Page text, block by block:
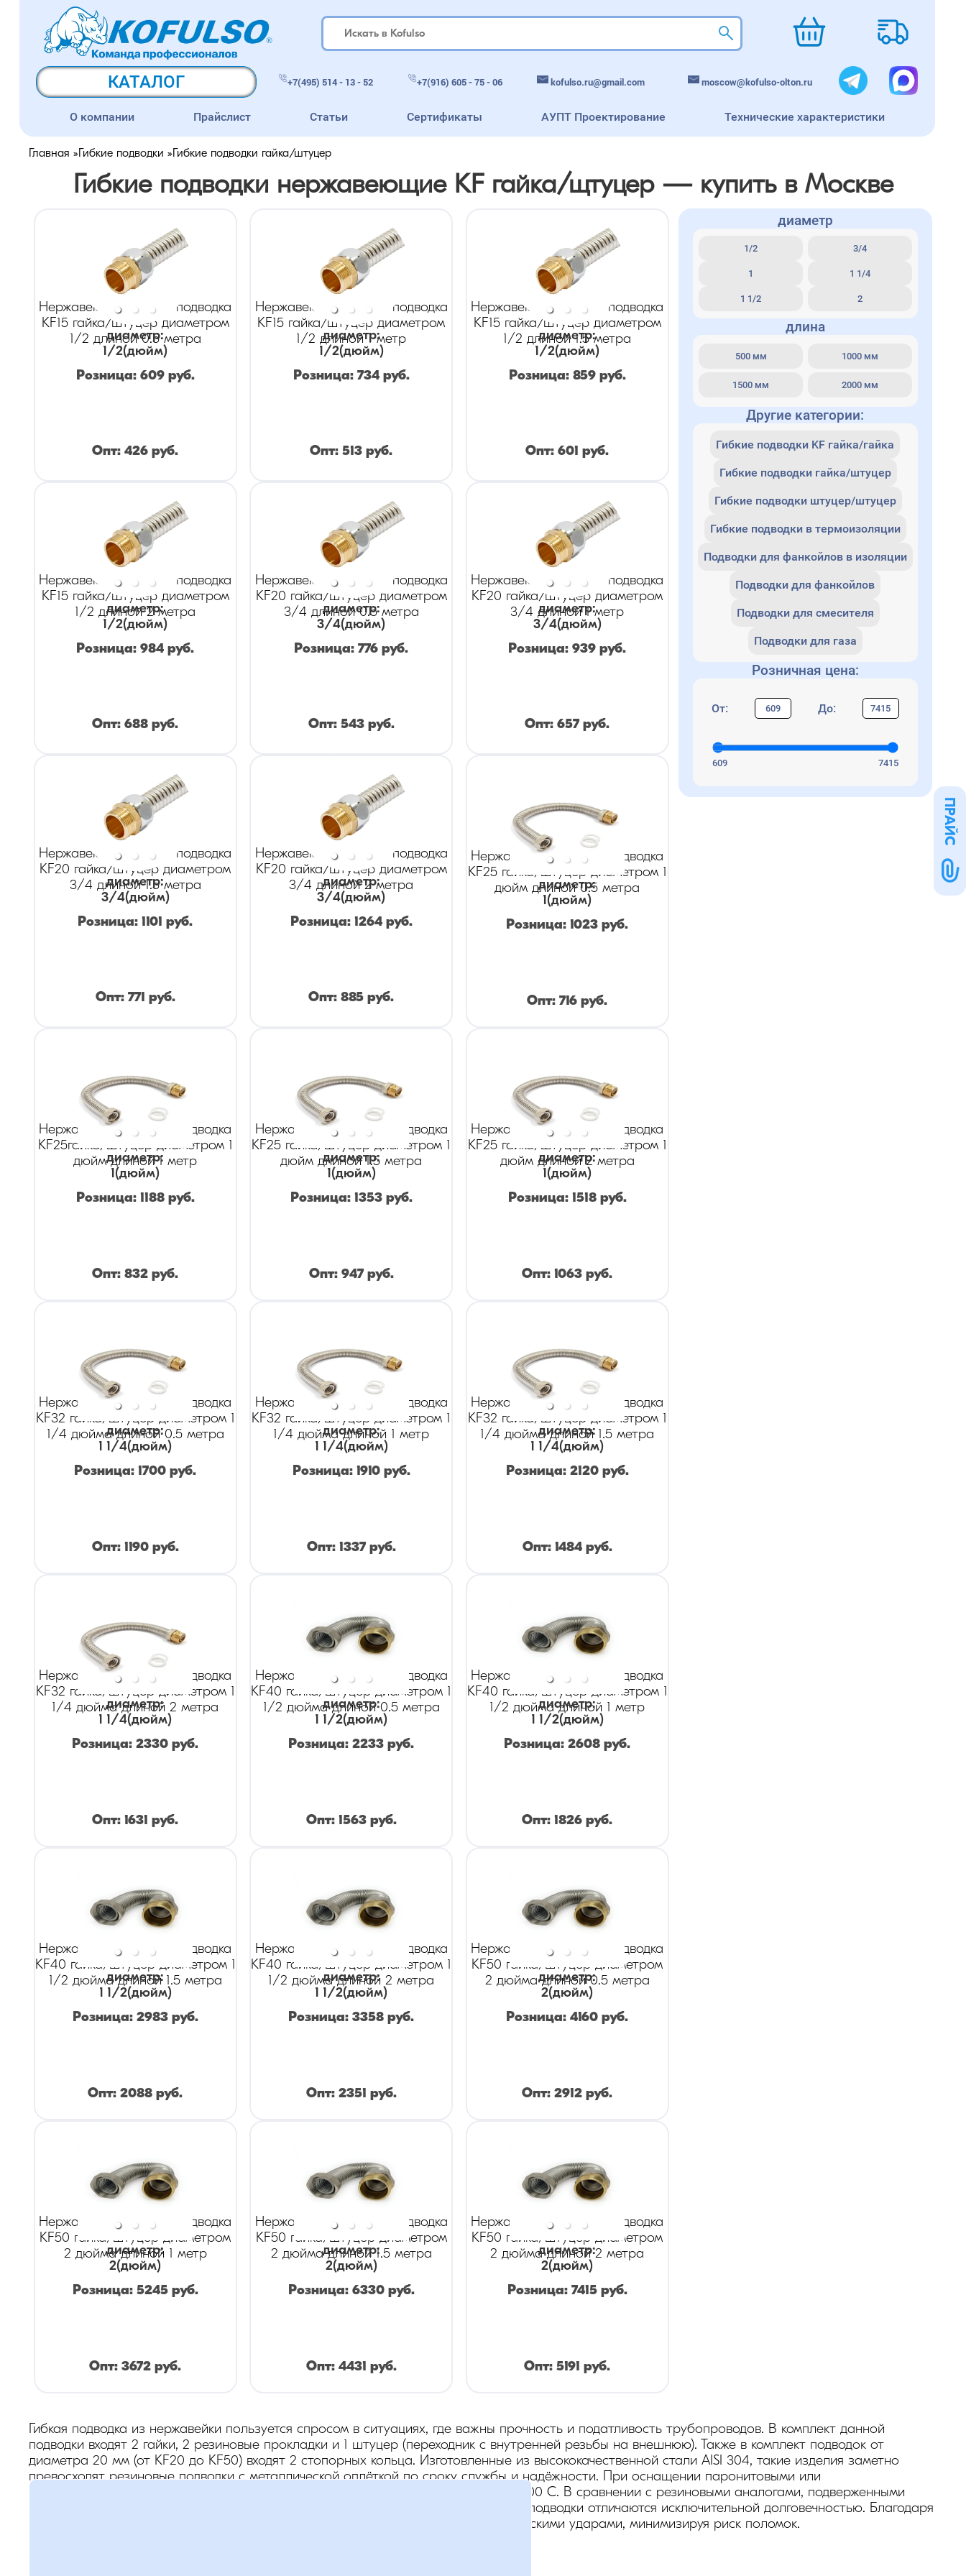
КАТАЛОГ +7(495) 514 - 13 - 52 +7(916) 605 - 75 - 06 kofulso.ru@gmail.com moscow@kofulso-olton.ru
О компании Прайслист Статьи Сертификаты АУПТ Проектирование Технические характеристики
Главная » Гибкие подводки » Гибкие подводки гайка/штуцер
Гибкие подводки нержавеющие KF гайка/щтуцер — купить в Москве
Нержавеющая гибкая подводка
KF15 гайка/штуцер диаметром
1/2 длиной 0.5 метра
диаметр:
1/2(дюйм)
Розница: 609руб.
Опт:426 руб.
Нержавеющая гибкая подводка
KF15 гайка/штуцер диаметром
1/2 длиной 1 метр
диаметр:
1/2(дюйм)
Розница: 734руб.
Опт:513 руб.
Нержавеющая гибкая подводка
KF15 гайка/штуцер диаметром
1/2 длиной 1.5 метра
диаметр:
1/2(дюйм)
Розница: 859руб.
Опт:601 руб.
Нержавеющая гибкая подводка
KF15 гайка/штуцер диаметром
1/2 длиной 2 метра
диаметр:
1/2(дюйм)
Розница:984 руб.
Опт:688 руб.
Нержавеющая гибкая подводка
KF20 гайка/штуцер диаметром
3/4 длиной 0.5 метра
диаметр:
3/4(дюйм)
Розница:776 руб.
Опт: 543руб.
Нержавеющая гибкая подводка
KF20 гайка/штуцер диаметром
3/4 длиной 1 метр
диаметр:
3/4(дюйм)
Розница:939 руб.
Опт:657 руб.
Нержавеющая гибкая подводка
KF20 гайка/штуцер диаметром
3/4 длиной 1.5 метра
диаметр:
3/4(дюйм)
Розница:1101 руб.
Опт: 771 руб.
Нержавеющая гибкая подводка
KF20 гайка/штуцер диаметром
3/4 длиной 2 метра
диаметр:
3/4(дюйм)
Розница: 1264руб.
Опт:885 руб.
Нержавеющая гибкая подводка
KF25 гайка/штуцер диаметром 1
дюйм длиной 0.5 метра
диаметр:
1(дюйм)
Розница:1023 руб.
Опт:716 руб.
Нержавеющая гибкая подводка
KF25гайка/штуцер диаметром 1
дюйм длиной 1 метр
диаметр:
1(дюйм)
Розница: 1188руб.
Опт:832 руб.
Нержавеющая гибкая подводка
KF25 гайка/штуцер диаметром 1
дюйм длиной 1.5 метра
диаметр:
1(дюйм)
Розница: 1353руб.
Опт: 947руб.
Нержавеющая гибкая подводка
KF25 гайка/штуцер диаметром 1
дюйм длиной 2 метра
диаметр:
1(дюйм)
Розница: 1518руб.
Опт:1063 руб.
Нержавеющая гибкая подводка
KF32 гайка/штуцер диаметром 1
1/4 дюйма длиной 0.5 метра
диаметр:
1 1/4(дюйм)
Розница:1700 руб.
Опт: 1190руб.
Нержавеющая гибкая подводка
KF32 гайка/штуцер диаметром 1
1/4 дюйма длиной 1 метр
диаметр:
1 1/4(дюйм)
Розница: 1910руб.
Опт: 1337руб.
Нержавеющая гибкая подводка
KF32 гайка/штуцер диаметром 1
1/4 дюйма длиной 1.5 метра
диаметр:
1 1/4(дюйм)
Розница: 2120руб.
Опт: 1484руб.
Нержавеющая гибкая подводка
KF32 гайка/штуцер диаметром 1
1/4 дюйма длиной 2 метра
диаметр:
1 1/4(дюйм)
Розница:2330 руб.
Опт:1631 руб.
Нержавеющая гибкая подводка
KF40 гайка/штуцер диаметром 1
1/2 дюйма длиной 0.5 метра
диаметр:
1 1/2(дюйм)
Розница:2233 руб.
Опт: 1563руб.
Нержавеющая гибкая подводка
KF40 гайка/штуцер диаметром 1
1/2 дюйма длиной 1 метр
диаметр:
1 1/2(дюйм)
Розница:2608 руб.
Опт:1826 руб.
Нержавеющая гибкая подводка
KF40 гайка/штуцер диаметром 1
1/2 дюйма длиной 1.5 метра
диаметр:
1 1/2(дюйм)
Розница: 2983руб.
Опт:2088 руб.
Нержавеющая гибкая подводка
KF40 гайка/штуцер диаметром 1
1/2 дюйма длиной 2 метра
диаметр:
1 1/2(дюйм)
Розница:3358 руб.
Опт: 2351 руб.
Нержавеющая гибкая подводка
KF50 гайка/штуцер диаметром
2 дюйма длиной 0.5 метра
диаметр:
2(дюйм)
Розница:4160 руб.
Опт:2912 руб.
Нержавеющая гибкая подводка
KF50 гайка/штуцер диаметром
2 дюйма длиной 1 метр
диаметр:
2(дюйм)
Розница: 5245руб.
Опт:3672 руб.
Нержавеющая гибкая подводка
KF50 гайка/штуцер диаметром
2 дюйма длиной 1.5 метра
диаметр:
2(дюйм)
Розница: 6330руб.
Опт: 4431 руб.
Нержавеющая гибкая подводка
KF50 гайка/штуцер диаметром
2 дюйма длиной 2 метра
диаметр:
2(дюйм)
Розница: 7415руб.
Опт:5191 руб.
диаметр
1/2 3/4
1 1 1/4
1 1/2 2
длина
500 мм 1000 мм
1500 мм 2000 мм
Другие категории:
Гибкие подводки KF гайка/гайка
Гибкие подводки гайка/штуцер
Гибкие подводки штуцер/штуцер
Гибкие подводки в термоизоляции
Подводки для фанкойлов в изоляции
Подводки для фанкойлов
Подводки для смесителя
Подводки для газа
Розничная цена:
От: До:
609 7415
Гибкая подводка из нержавейки пользуется спросом в ситуациях, где важны прочность и податливость трубопроводов. В комплект данной
подводки входят 2 гайки, 2 резиновые прокладки и 1 штуцер (переходник с внутренней резьбы на внешнюю). Также в комплект подводок от
диаметра 20 мм (от KF20 до KF50) входят 2 стопорных кольца. Изготовленные из высококачественной стали AISI 304, такие изделия заметно
превосходят резиновые подводки с металлической оплёткой по сроку службы и надёжности. При оснащении паронитовыми или
фторопластовыми прокладками они способны работать при температурах до 200 C. В сравнении с резиновыми аналогами, подверженными
растрескиванию и износу из-за перепадов давления, гофрированные стальные подводки отличаются исключительной долговечностью. Благодаря
гофрированной конструкции из металла они успешно справляются с гидравлическими ударами, минимизируя риск поломок.
ПРАЙС